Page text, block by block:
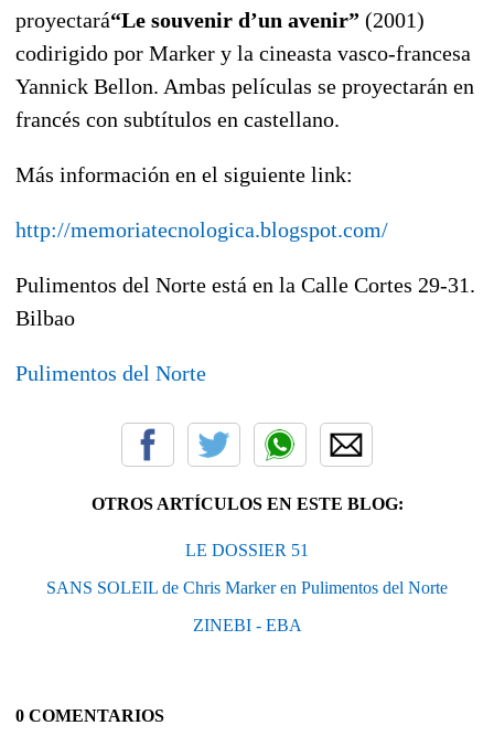
proyectará“Le souvenir d’un avenir” (2001)
codirigido por Marker y la cineasta vasco-francesa
Yannick Bellon. Ambas películas se proyectarán en
francés con subtítulos en castellano.
Más información en el siguiente link:
http://memoriatecnologica.blogspot.com/
Pulimentos del Norte está en la Calle Cortes 29-31.
Bilbao
Pulimentos del Norte
OTROS ARTÍCULOS EN ESTE BLOG:
LE DOSSIER 51
SANS SOLEIL de Chris Marker en Pulimentos del Norte
ZINEBI - EBA
0 COMENTARIOS